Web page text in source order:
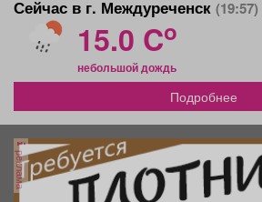
Сейчас в г. Междуреченск (19:57)
15.0 Co
небольшой дождь
Подробнее
реклама